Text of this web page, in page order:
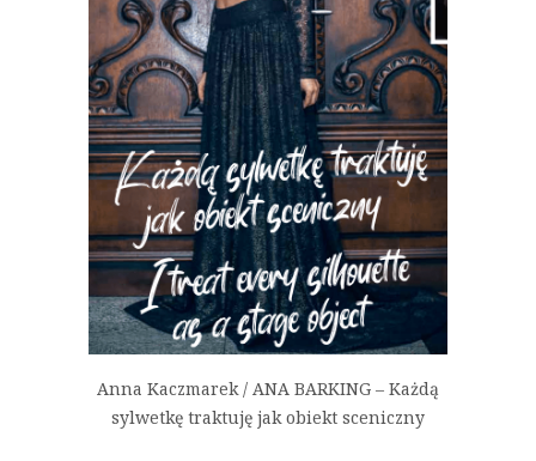
Anna Kaczmarek / ANA BARKING – Każdą
sylwetkę traktuję jak obiekt sceniczny